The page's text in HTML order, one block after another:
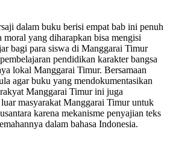
dalam buku berisi empat bab ini penuh
moral yang diharapkan bisa mengisi
bagi para siswa di Manggarai Timur
pendidikan karakter bangsa
lokal Manggarai Timur. Bersamaan
agar buku yang mendokumentasikan
Manggarai Timur ini juga
masyarakat Manggarai Timur untuk
karena mekanisme penyajian teks
dalam bahasa Indonesia.